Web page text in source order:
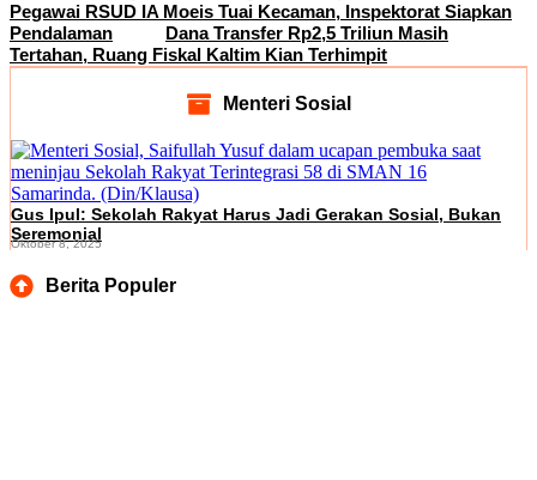
Pegawai RSUD IA Moeis Tuai Kecaman, Inspektorat Siapkan
Pendalaman
Dana Transfer Rp2,5 Triliun Masih
Tertahan, Ruang Fiskal Kaltim Kian Terhimpit
Menteri Sosial
Gus Ipul: Sekolah Rakyat Harus Jadi Gerakan Sosial, Bukan
Seremonial
Oktober 8, 2025
Berita Populer